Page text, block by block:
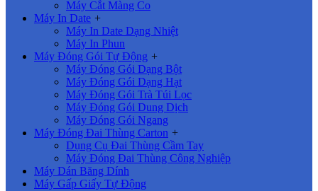
Máy Cắt Màng Co
Máy In Date +
Máy In Date Dạng Nhiệt
Máy In Phun
Máy Đóng Gói Tự Động +
Máy Đóng Gói Dạng Bột
Máy Đóng Gói Dạng Hạt
Máy Đóng Gói Trà Túi Lọc
Máy Đóng Gói Dung Dịch
Máy Đóng Gói Ngang
Máy Đóng Đai Thùng Carton +
Dụng Cụ Đai Thùng Cầm Tay
Máy Đóng Đai Thùng Công Nghiệp
Máy Dán Băng Dính
Máy Gấp Giấy Tự Động